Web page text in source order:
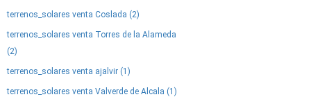
terrenos_solares venta Coslada (2)
terrenos_solares venta Torres de la Alameda
(2)
terrenos_solares venta ajalvir (1)
terrenos_solares venta Valverde de Alcala (1)